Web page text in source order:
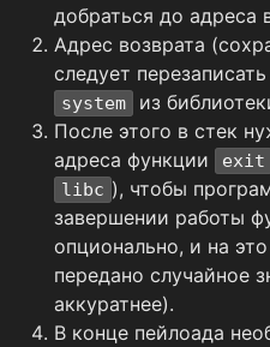
добраться до адреса
Адрес возврата
следует
system из
После этого в стек
адреса функции
exit
libc ), чтобы
завершении работы
опционально, и на
передано случайное
аккуратнее).
В конце пейлоада